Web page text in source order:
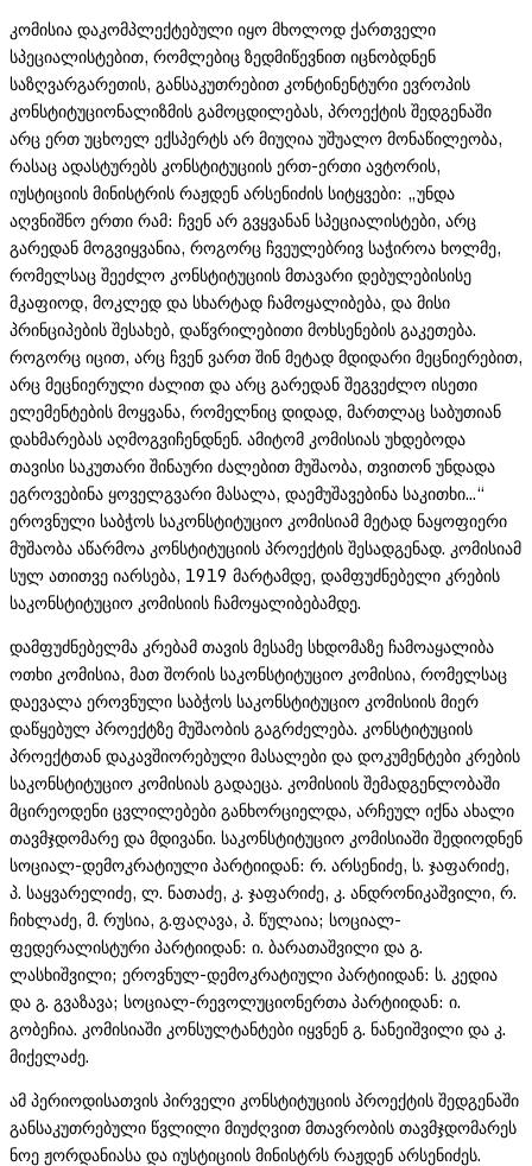
კომისია დაკომპლექტებული იყო მხოლოდ ქართველი
სპეციალისტებით, რომლებიც ზედმიწევნით იცნობდნენ
საზღვარგარეთის, განსაკუთრებით კონტინენტური ევროპის
კონსტიტუციონალიზმის გამოცდილებას, პროექტის შედგენაში
არც ერთ უცხოელ ექსპერტს არ მიუღია უშუალო მონაწილეობა,
რასაც ადასტურებს კონსტიტუციის ერთ-ერთი ავტორის,
იუსტიციის მინისტრის რაჟდენ არსენიძის სიტყვები: „უნდა
აღვნიშნო ერთი რამ: ჩვენ არ გვყვანან სპეციალისტები, არც
გარედან მოგვიყვანია, როგორც ჩვეულებრივ საჭიროა ხოლმე,
რომელსაც შეეძლო კონსტიტუციის მთავარი დებულებისისე
მკაფიოდ, მოკლედ და სხარტად ჩამოყალიბება, და მისი
პრინციპების შესახებ, დაწვრილებითი მოხსენების გაკეთება.
როგორც იცით, არც ჩვენ ვართ შინ მეტად მდიდარი მეცნიერებით,
არც მეცნიერული ძალით და არც გარედან შეგვეძლო ისეთი
ელემენტების მოყვანა, რომელნიც დიდად, მართლაც საბუთიან
დახმარებას აღმოგვიჩენდნენ. ამიტომ კომისიას უხდებოდა
თავისი საკუთარი შინაური ძალებით მუშაობა, თვითონ უნდადა
ეგროვებინა ყოველგვარი მასალა, დაემუშავებინა საკითხი...“
ეროვნული საბჭოს საკონსტიტუციო კომისიამ მეტად ნაყოფიერი
მუშაობა აწარმოა კონსტიტუციის პროექტის შესადგენად. კომისიამ
სულ ათითვე იარსება, 1919 მარტამდე, დამფუძნებელი კრების
საკონსტიტუციო კომისიის ჩამოყალიბებამდე.
დამფუძნებელმა კრებამ თავის მესამე სხდომაზე ჩამოაყალიბა
ოთხი კომისია, მათ შორის საკონსტიტუციო კომისია, რომელსაც
დაევალა ეროვნული საბჭოს საკონსტიტუციო კომისიის მიერ
დაწყებულ პროექტზე მუშაობის გაგრძელება. კონსტიტუციის
პროექტთან დაკავშიორებული მასალები და დოკუმენტები კრების
საკონსტიტუციო კომისიას გადაეცა. კომისიის შემადგენლობაში
მცირეოდენი ცვლილებები განხორციელდა, არჩეულ იქნა ახალი
თავმჯდომარე და მდივანი. საკონსტიტუციო კომისიაში შედიოდნენ
სოციალ-დემოკრატიული პარტიიდან: რ. არსენიძე, ს. ჯაფარიძე,
პ. საყვარელიძე, ლ. ნათაძე, კ. ჯაფარიძე, კ. ანდრონიკაშვილი, რ.
ჩიხლაძე, მ. რუსია, გ.ფაღავა, პ. წულაია; სოციალ-
ფედერალისტური პარტიიდან: ი. ბარათაშვილი და გ.
ლასხიშვილი; ეროვნულ-დემოკრატიული პარტიიდან: ს. კედია
და გ. გვაზავა; სოციალ-რევოლუციონერთა პარტიიდან: ი.
გობეჩია. კომისიაში კონსულტანტები იყვნენ გ. ნანეიშვილი და კ.
მიქელაძე.
ამ პერიოდისათვის პირველი კონსტიტუციის პროექტის შედგენაში
განსაკუთრებული წვლილი მიუძღვით მთავრობის თავმჯდომარეს
ნოე ჟორდანიასა და იუსტიციის მინისტრს რაჟდენ არსენიძეს.